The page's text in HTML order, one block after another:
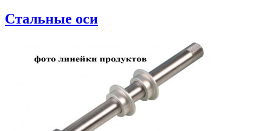
Стальные оси